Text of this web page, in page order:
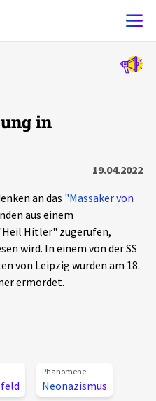
in
19.04.2022
an das "Massaker von
aus einem
Hitler" zugerufen,
wird. In einem von der SS
von Leipzig wurden am 18.
ermordet.
Phänomene
Neonazismus
Filter Erklärungen